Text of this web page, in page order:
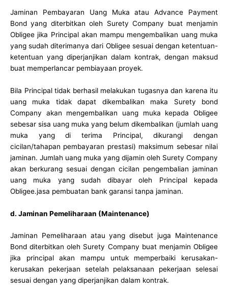
Jaminan Pembayaran Uang Muka atau Advance Payment
Bond yang diterbitkan oleh Surety Company buat menjamin
Obligee jika Principal akan mampu mengembalikan uang muka
yang sudah diterimanya dari Obligee sesuai dengan ketentuan-
ketentuan yang diperjanjikan dalam kontrak, dengan maksud
buat memperlancar pembiayaan proyek.
Bila Principal tidak berhasil melakukan tugasnya dan karena itu
uang muka tidak dapat dikembalikan maka Surety bond
Company akan mengembalikan uang muka kepada Obligee
sebesar sisa uang muka yang belum dikembalikan (jumlah uang
muka yang di terima Principal, dikurangi dengan
cicilan/tahapan pembayaran prestasi) maksimum sebesar nilai
jaminan. Jumlah uang muka yang dijamin oleh Surety Company
akan berkurang sesuai dengan cicilan pengembalian jaminan
uang muka yang sudah dibayar oleh Principal kepada
Obligee.jasa pembuatan bank garansi tanpa jaminan.
d. Jaminan Pemeliharaan (Maintenance)
Jaminan Pemeliharaan atau yang disebut juga Maintenance
Bond diterbitkan oleh Surety Company buat menjamin Obligee
jika principal akan mampu untuk memperbaiki kerusakan-
kerusakan pekerjaan setelah pelaksanaan pekerjaan selesai
sesuai dengan yang diperjanjikan dalam kontrak.